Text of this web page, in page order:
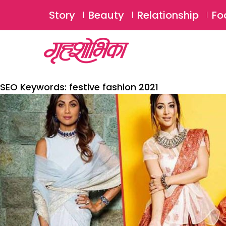
Story Beauty Relationship
SEO Keywords: festive fashion 2021